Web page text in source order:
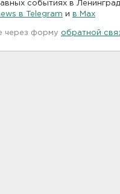
событиях в
в Telegram и в Maх
через форму обратной